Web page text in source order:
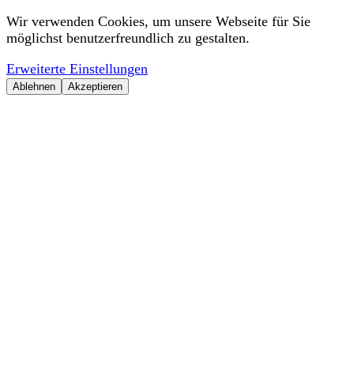
Wir verwenden Cookies, um unsere Webseite für Sie
möglichst benutzerfreundlich zu gestalten.
Erweiterte Einstellungen
Ablehnen Akzeptieren